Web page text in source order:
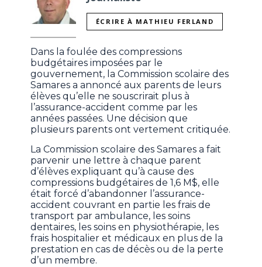
ÉCRIRE À MATHIEU FERLAND
Dans la foulée des compressions
budgétaires imposées par le
gouvernement, la Commission scolaire des
Samares a annoncé aux parents de leurs
élèves qu’elle ne souscrirait plus à
l’assurance-accident comme par les
années passées. Une décision que
plusieurs parents ont vertement critiquée.
La Commission scolaire des Samares a fait
parvenir une lettre à chaque parent
d’élèves expliquant qu’à cause des
compressions budgétaires de 1,6 M$, elle
était forcé d’abandonner l’assurance-
accident couvrant en partie les frais de
transport par ambulance, les soins
dentaires, les soins en physiothérapie, les
frais hospitalier et médicaux en plus de la
prestation en cas de décès ou de la perte
d’un membre.